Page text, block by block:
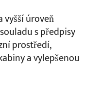
úroveň
s předpisy
prostředí,
a vylepšenou